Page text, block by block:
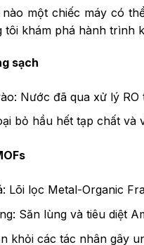
một chiếc máy có
tôi khám phá hành trình
sạch
Nước đã qua xử lý
bỏ hầu hết tạp chất và
Lõi lọc Metal-Organic
Săn lùng và tiêu diệt
khỏi các tác nhân gây